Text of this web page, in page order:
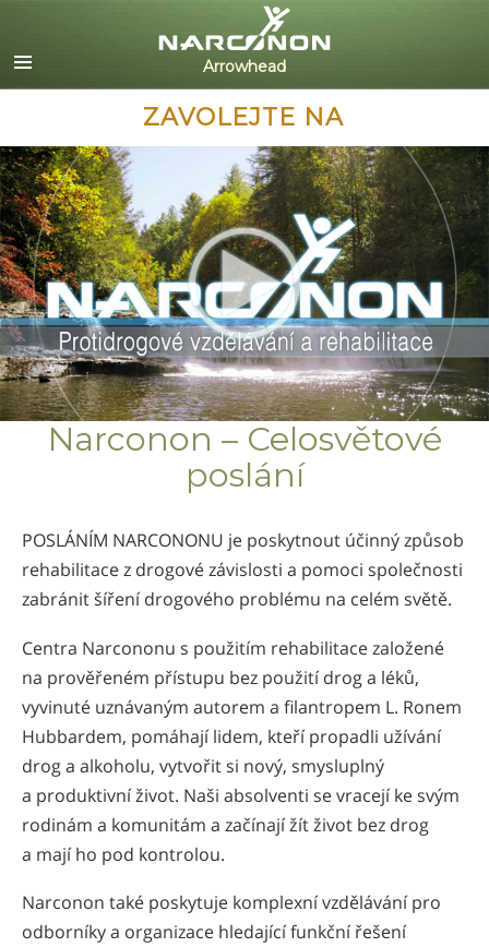
Dansk
Deutsch
Ελληνικά (Greek)
Español
Français
Hebrew
Magyar
Italiano
日本語 (Japanese)
Nederlands
Norsk
Portuguès
Русский (Russian)
Svenska
Arabic
Ukrainian
Čeština
Turkish
ZAVOLEJTE NA
Narconon – Celosvětové
poslání
POSLÁNÍM NARCONONU je poskytnout účinný způsob
rehabilitace z drogové závislosti a pomoci společnosti
zabránit šíření drogového problému na celém světě.
Centra Narcononu s použitím rehabilitace založené
na prověřeném přístupu bez použití drog a léků,
vyvinuté uznávaným autorem a filantropem L. Ronem
Hubbardem, pomáhají lidem, kteří propadli užívání
drog a alkoholu, vytvořit si nový, smysluplný
a produktivní život. Naši absolventi se vracejí ke svým
rodinám a komunitám a začínají žít život bez drog
a mají ho pod kontrolou.
Narconon také poskytuje komplexní vzdělávání pro
odborníky a organizace hledající funkční řešení